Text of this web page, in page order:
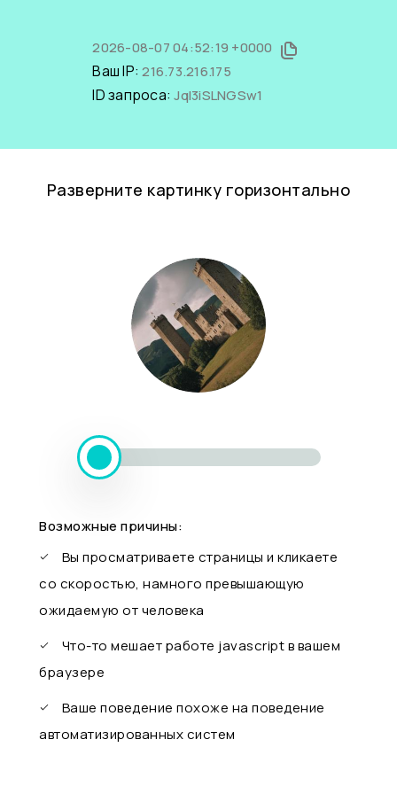
2026-08-07 04:52:19 +0000
Ваш IP:216.73.216.175
ID запроса:JqI3iSLNGSw1
Разверните картинку горизонтально
Возможные причины:
Вы просматриваете страницы и кликаете
со скоростью, намного превышающую
ожидаемую от человека
Что-то мешает работе javascript в вашем
браузере
Ваше поведение похоже на поведение
автоматизированных систем